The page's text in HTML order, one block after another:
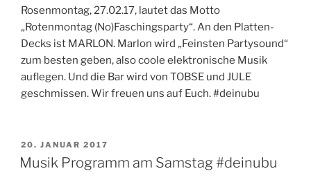
Rosenmontag, 27.02.17, lautet das Motto
„Rotenmontag (No)Faschingsparty“. An den Platten-
Decks ist MARLON. Marlon wird „Feinsten Partysound“
zum besten geben, also coole elektronische Musik
auflegen. Und die Bar wird von TOBSE und JULE
geschmissen. Wir freuen uns auf Euch. #deinubu
VERÖFFENTLICHT
AM
20. JANUAR 2017
Musik Programm am Samstag #deinubu